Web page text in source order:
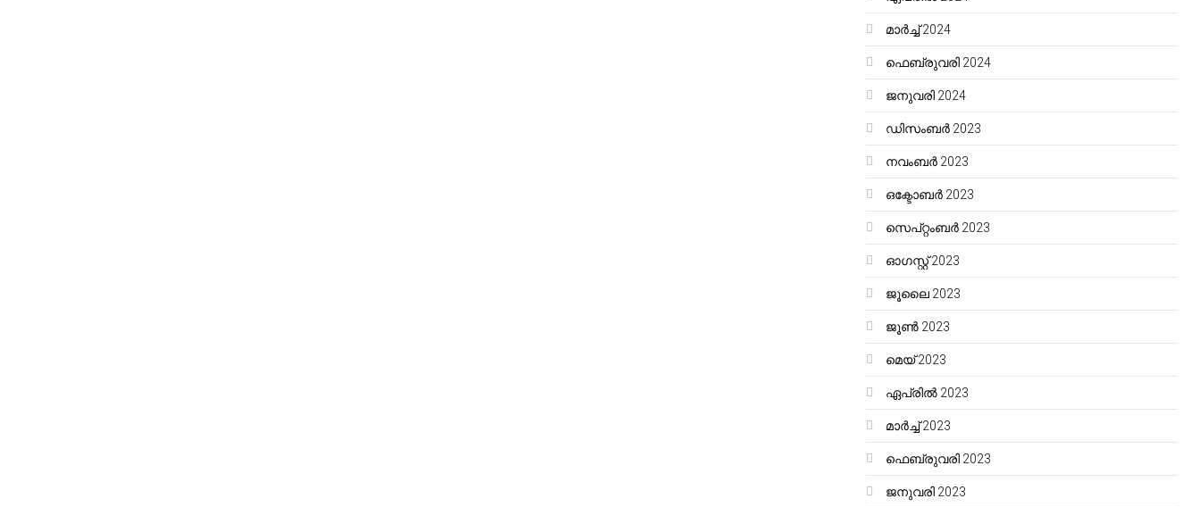
മാർച്ച്‌ 2024
ഫെബ്രുവരി 2024
ജനുവരി 2024
ഡിസംബർ 2023
നവംബർ 2023
ഒക്ടോബർ 2023
സെപ്റ്റംബർ 2023
ഓഗസ്റ്റ്‌ 2023
ജൂലൈ 2023
ജൂൺ 2023
മെയ്‌ 2023
ഏപ്രിൽ 2023
മാർച്ച്‌ 2023
ഫെബ്രുവരി 2023
ജനുവരി 2023